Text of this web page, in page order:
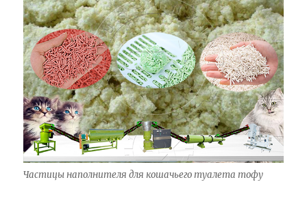
Частицы наполнителя для кошачьего туалета тофу